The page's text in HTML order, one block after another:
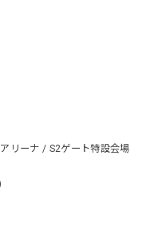
リーナ / S2ゲート特設会場